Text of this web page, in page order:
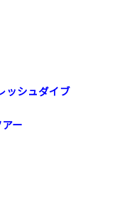
シュダイブ
ー